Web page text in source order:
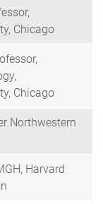
Chicago
Chicago
Northwestern
Harvard